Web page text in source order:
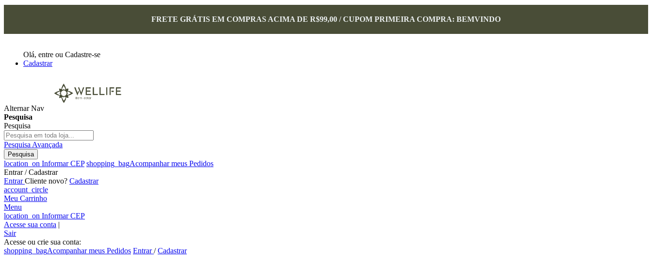
FRETE GRÁTIS EM COMPRAS ACIMA DE R$99,00 / CUPOM PRIMEIRA COMPRA: BEMVINDO
Olá, entre ou Cadastre-se
Cadastrar
Alternar Nav
Pesquisa
Pesquisa
Pesquisa Avançada
Pesquisa
location_on Informar CEP shopping_bagAcompanhar meus Pedidos
Entrar / Cadastrar
EntrarCliente novo? Cadastrar
account_circle
Meu Carrinho
Menu
location_on Informar CEP
Acesse sua conta |
Sair
Acesse ou crie sua conta:
shopping_bagAcompanhar meus Pedidos Entrar/Cadastrar